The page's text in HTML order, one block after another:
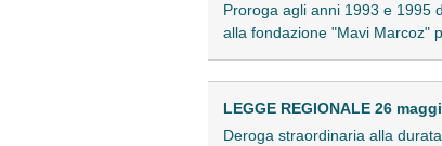
Proroga agli anni 1993 e 1995
alla fondazione "Mavi Marcoz"
LEGGE REGIONALE 26
Deroga straordinaria alla